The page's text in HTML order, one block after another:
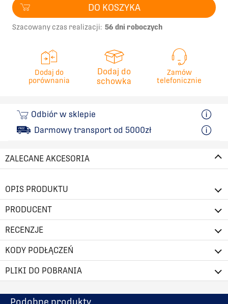
DO KOSZYKA
Szacowany czas realizacji: 56 dni roboczych
Dodaj do
porównania
Dodaj do
schowka
Zamów
telefonicznie
Odbiór w sklepie
Darmowy transport od 5000zł
ZALECANE AKCESORIA
OPIS PRODUKTU
PRODUCENT
RECENZJE
KODY PODŁĄCZEŃ
PLIKI DO POBRANIA
Podobne produkty